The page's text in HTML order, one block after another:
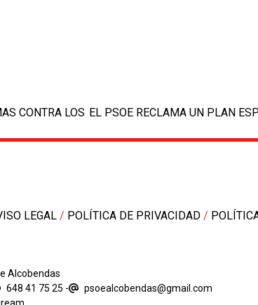
CONTRA LOS next
EL PSOE RECLAMA UN PLAN
LEGAL / POLÍTICA DE PRIVACIDAD /
Alcobendas
648 41 75 25 -
psoealcobendas@gmail.com